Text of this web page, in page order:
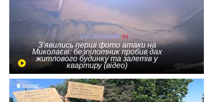
З'явились перші фото атаки на
Миколаєві: безпілотник пробив дах
житлового будинку та залетів у
квартиру (відео)